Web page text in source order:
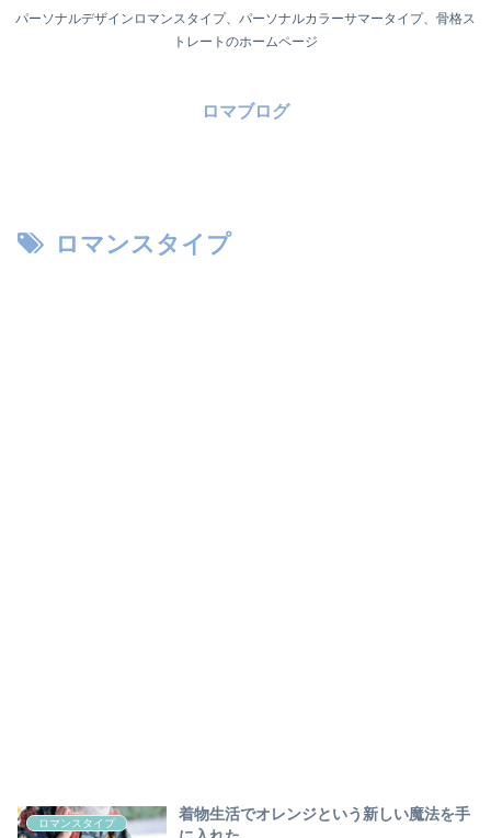
パーソナルデザインロマンスタイプ、パーソナルカラーサマータイプ、骨格ス
トレートのホームページ
ロマブログ
ロマンスタイプ
ロマンスタイプ
着物生活でオレンジという新しい魔法を手